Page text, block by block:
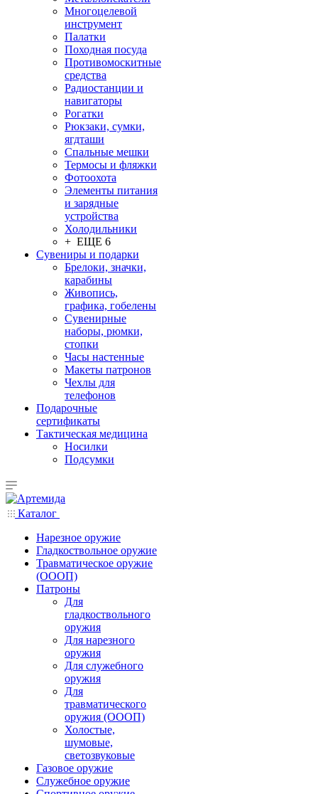
Многоцелевой
инструмент
Палатки
Походная посуда
Противомоскитные
средства
Радиостанции и
навигаторы
Рогатки
Рюкзаки, сумки,
ягдташи
Спальные мешки
Термосы и фляжки
Фотоохота
Элементы питания
и зарядные
устройства
Холодильники
+ ЕЩЕ 6
Сувениры и подарки
Брелоки, значки,
карабины
Живопись,
графика, гобелены
Сувенирные
наборы, рюмки,
стопки
Часы настенные
Макеты патронов
Чехлы для
телефонов
Подарочные
сертификаты
Тактическая медицина
Носилки
Подсумки
Каталог
Нарезное оружие
Гладкоствольное оружие
Травматическое оружие
(ОООП)
Патроны
Для
гладкоствольного
оружия
Для нарезного
оружия
Для служебного
оружия
Для
травматического
оружия (ОООП)
Холостые,
шумовые,
светозвуковые
Газовое оружие
Служебное оружие